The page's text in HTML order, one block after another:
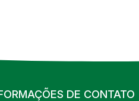
DE CONTATO